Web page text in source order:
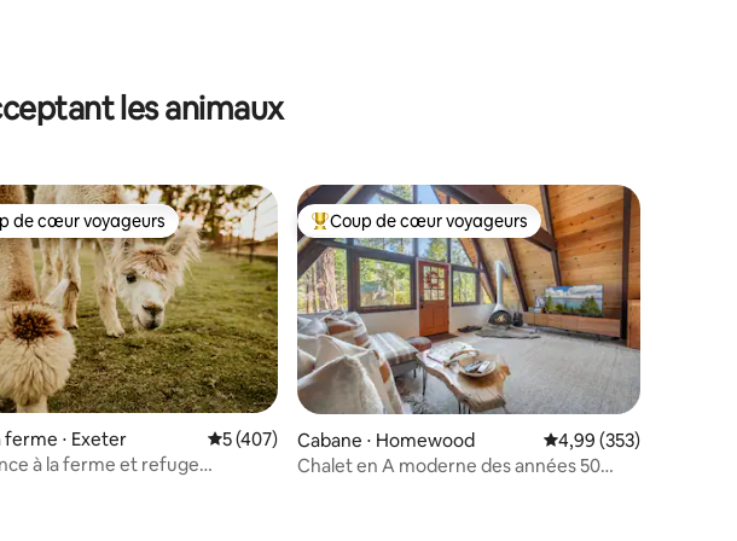
la base de 447 commentaires : 4,87 sur 5
les animaux
de cœur voyageurs les plus appréciés
de cœur voyageurs
ferme ⋅ Exeter Évaluation moyenne sur la base de 407 commentaires : 5 sur 5
5 (407)
à la ferme et refuge
Coups de cœur voyageurs les plus appréciés
Coup de cœur voyageurs
Cabane ⋅ Homewood Évaluation moyenne
4,99 (353)
Chalet en A moderne des années 50